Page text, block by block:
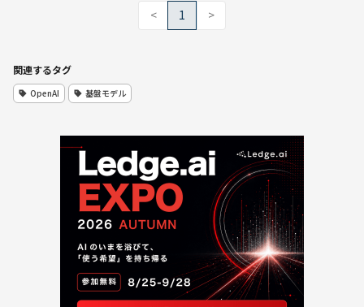
< 1 >
関連するタグ
OpenAI 基盤モデル